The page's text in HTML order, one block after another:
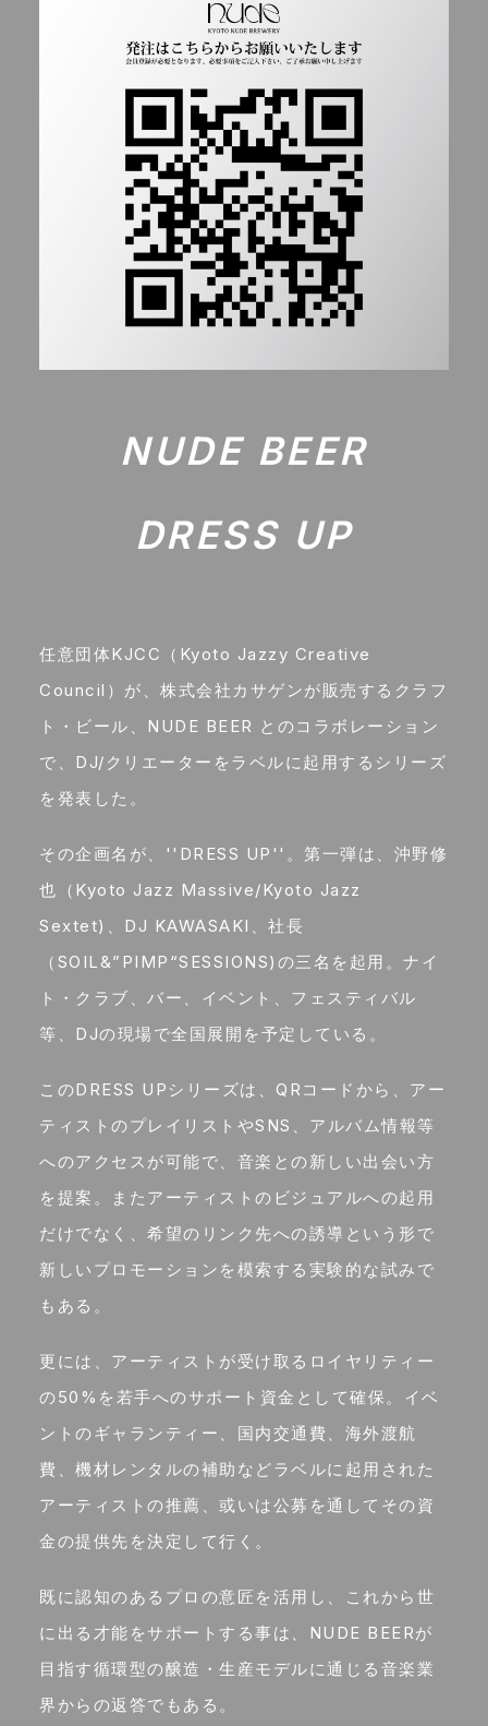
NUDE BEER
DRESS UP
任意団体KJCC（Kyoto Jazzy Creative
Council）が、株式会社カサゲンが販売するクラフ
ト・ビール、NUDE BEER とのコラボレーション
で、DJ/クリエーターをラベルに起用するシリーズ
を発表した。
その企画名が、''DRESS UP''。第一弾は、沖野修
也（Kyoto Jazz Massive/Kyoto Jazz
Sextet)、DJ KAWASAKI、社長
（SOIL&”PIMP“SESSIONS)の三名を起用。ナイ
ト・クラブ、バー、イベント、フェスティバル
等、DJの現場で全国展開を予定している。
このDRESS UPシリーズは、QRコードから、アー
ティストのプレイリストやSNS、アルバム情報等
へのアクセスが可能で、音楽との新しい出会い方
を提案。またアーティストのビジュアルへの起用
だけでなく、希望のリンク先への誘導という形で
新しいプロモーションを模索する実験的な試みで
もある。
更には、アーティストが受け取るロイヤリティー
の50%を若手へのサポート資金として確保。イベ
ントのギャランティー、国内交通費、海外渡航
費、機材レンタルの補助などラベルに起用された
アーティストの推薦、或いは公募を通してその資
金の提供先を決定して行く。
既に認知のあるプロの意匠を活用し、これから世
に出る才能をサポートする事は、NUDE BEERが
目指す循環型の醸造・生産モデルに通じる音楽業
界からの返答でもある。